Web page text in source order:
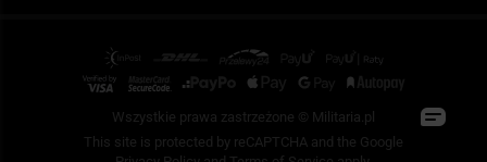
Wszystkie prawa zastrzeżone © Militaria.pl
This site is protected by reCAPTCHA and the Google